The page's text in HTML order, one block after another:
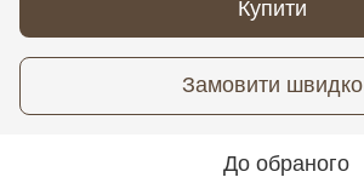
Купити
Замовити швидко
До обраного